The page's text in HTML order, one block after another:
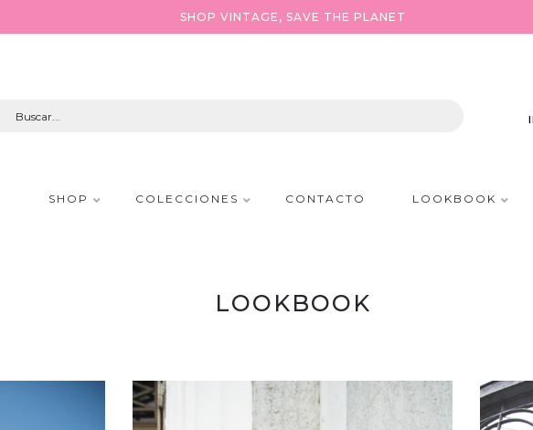
SHOP VINTAGE, SAVE THE PLANET
SHOP COLECCIONES CONTACTO LOOKBOOK
LOOKBOOK